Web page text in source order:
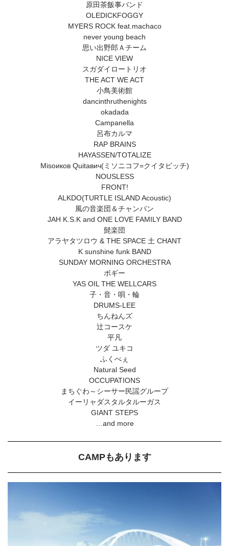
原田茶飯事バンド
OLEDICKFOGGY
MYERS ROCK feat.machaco
never young beach
思い出野郎Ａチーム
NICE VIEW
スガダイロートリオ
THE ACT WE ACT
小鳥美術館
dancinthruthenights
okadada
Campanella
呂布カルマ
RAP BRAINS
HAYASSEN/TOTALIZE
Misoиков Quitaвич(ミソニコフ=クイタビッチ)
NOUSLESS
FRONT!
ALKDO(TURTLE ISLAND Acoustic)
風の音楽団＆チャンバン
JAH K.S.K and ONE LOVE FAMILY BAND
髭楽団
アラヤタツロウ & THE SPACE 土 CHANT
K sunshine funk BAND
SUNDAY MORNING ORCHESTRA
ボギー
YAS OIL THE WELLCARS
子・音・唄・輪
DRUMS-LEE
ちんねんズ
辻コースケ
平凡
ツダ ユキコ
ふくべぇ
Natural Seed
OCCUPATIONS
まちぐわ～シーサー民謡グループ
イーリャダスタルタルーガス
GIANT STEPS
…and more
CAMPもあります